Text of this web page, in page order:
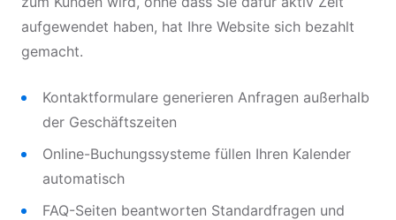
aufgewendet haben, hat Ihre Website sich bezahlt
gemacht.
Kontaktformulare generieren Anfragen außerhalb
der Geschäftszeiten
Online-Buchungssysteme füllen Ihren Kalender
automatisch
FAQ-Seiten beantworten Standardfragen und